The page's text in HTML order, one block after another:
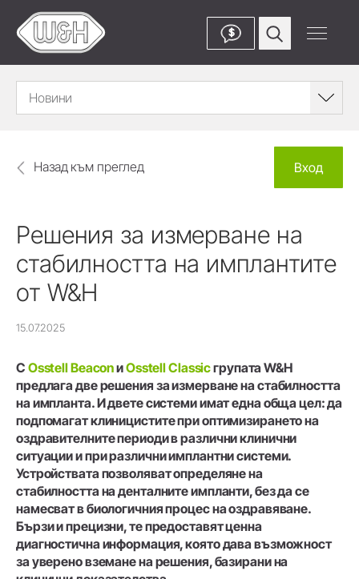
$
Новини
Назад към преглед Вход
Решения за измерване на
стабилността на имплантите
от W&H
15.07.2025
С Osstell BeaconиOsstell Classicгрупата W&H
предлага две решения за измерване на стабилността
на импланта. И двете системи имат една обща цел: да
подпомагат клиницистите при оптимизирането на
оздравителните периоди в различни клинични
ситуации и при различни имплантни системи.
Устройствата позволяват определяне на
стабилността на денталните импланти, без да се
намесват в биологичния процес на оздравяване.
Бързи и прецизни, те предоставят ценна
диагностична информация, която дава възможност
за уверено вземане на решения, базирани на